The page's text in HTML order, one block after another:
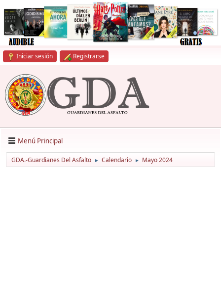
Iniciar sesión Registrarse
Menú Principal
GDA.-Guardianes Del Asfalto ► Calendario ► Mayo 2024